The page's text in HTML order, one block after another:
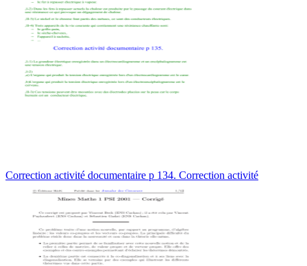
Correction activité documentaire p 134. Correction activité